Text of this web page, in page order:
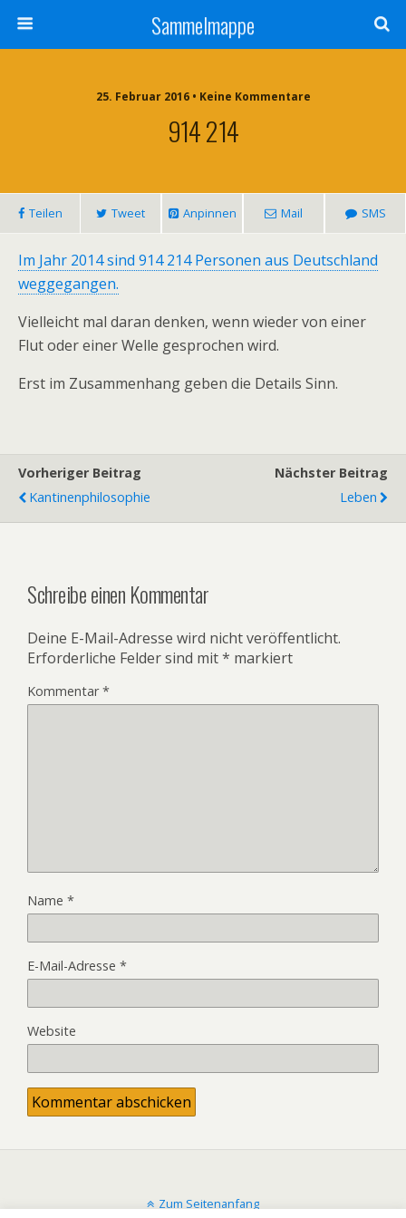
Sammelmappe
25. Februar 2016 • Keine Kommentare
914 214
Teilen Tweet Anpinnen Mail SMS
Im Jahr 2014 sind 914 214 Personen aus Deutschland
weggegangen.
Vielleicht mal daran denken, wenn wieder von einer
Flut oder einer Welle gesprochen wird.
Erst im Zusammenhang geben die Details Sinn.
Vorheriger Beitrag
Kantinenphilosophie
Nächster Beitrag
Leben
Schreibe einen Kommentar
Deine E-Mail-Adresse wird nicht veröffentlicht.
Erforderliche Felder sind mit* markiert
Kommentar*
Name *
E-Mail-Adresse *
Website
Zum Seitenanfang